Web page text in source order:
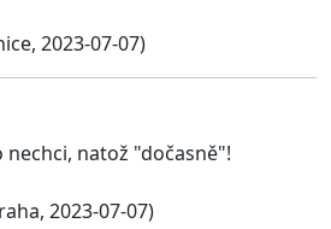
2023-07-07)
natož "dočasně"!
2023-07-07)